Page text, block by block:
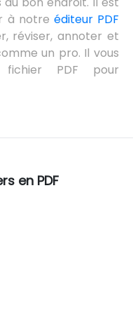
à notre éditeur PDF
réviser, annoter et
un pro. Il vous
PDF pour
en PDF